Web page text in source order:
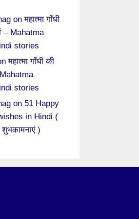
onमहात्मा गाँधी
– Mahatma
stories
महात्मा गाँधी की
stories
on 51 Happy
in Hindi (
)